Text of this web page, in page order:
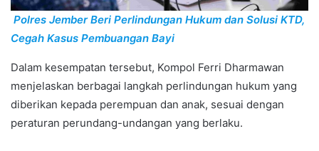
Polres Jember Beri Perlindungan Hukum dan Solusi KTD,
Cegah Kasus Pembuangan Bayi
Dalam kesempatan tersebut, Kompol Ferri Dharmawan
menjelaskan berbagai langkah perlindungan hukum yang
diberikan kepada perempuan dan anak, sesuai dengan
peraturan perundang-undangan yang berlaku.